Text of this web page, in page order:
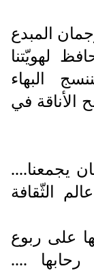
المبدع
لهويّتنا
البهاء
الأناقة في
يجمعنا....
الثّقافة
على ربوع
....